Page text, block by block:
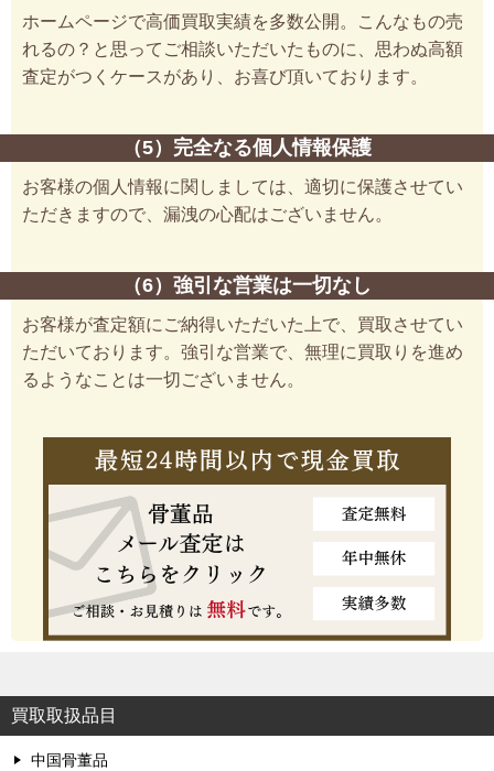
ホームページで高価買取実績を多数公開。こんなもの売
れるの？と思ってご相談いただいたものに、思わぬ高額
査定がつくケースがあり、お喜び頂いております。
（5）完全なる個人情報保護
お客様の個人情報に関しましては、適切に保護させてい
ただきますので、漏洩の心配はございません。
（6）強引な営業は一切なし
お客様が査定額にご納得いただいた上で、買取させてい
ただいております。強引な営業で、無理に買取りを進め
るようなことは一切ございません。
買取取扱品目
中国骨董品